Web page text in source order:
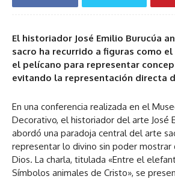
El historiador José Emilio Burucúa
sacro ha recurrido a figuras como
el pelícano para representar
evitando la representación directa
En una conferencia realizada en el
Decorativo, el historiador del arte José
abordó una paradoja central del arte
representar lo divino sin poder mostrar
Dios. La charla, titulada «Entre el
Símbolos animales de Cristo», se